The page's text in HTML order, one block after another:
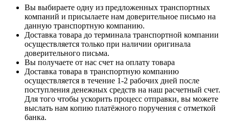
Вы выбираете одну из предложенных транспортных
компаний и присылаете нам доверительное письмо на
данную транспортную компанию.
Доставка товара до терминала транспортной компании
осуществляется только при наличии оригинала
доверительного письма.
Вы получаете от нас счет на оплату товара
Доставка товара в транспортную компанию
осуществляется в течение 1-2 рабочих дней после
поступления денежных средств на наш расчетный счет.
Для того чтобы ускорить процесс отправки, вы можете
выслать нам копию платёжного поручения с отметкой
банка.